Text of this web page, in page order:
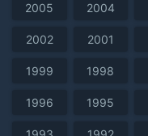
2005 2004
2002 2001
1999 1998
1996 1995